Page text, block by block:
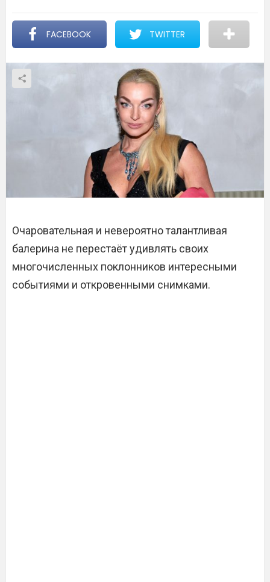
FACEBOOK TWITTER
Очаровательная и невероятно талантливая
балерина не перестаёт удивлять своих
многочисленных поклонников интересными
событиями и откровенными снимками.